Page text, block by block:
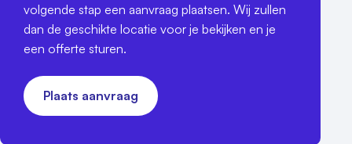
volgende stap een aanvraag plaatsen. Wij zullen
dan de geschikte locatie voor je bekijken en je
een offerte sturen.
Plaats aanvraag